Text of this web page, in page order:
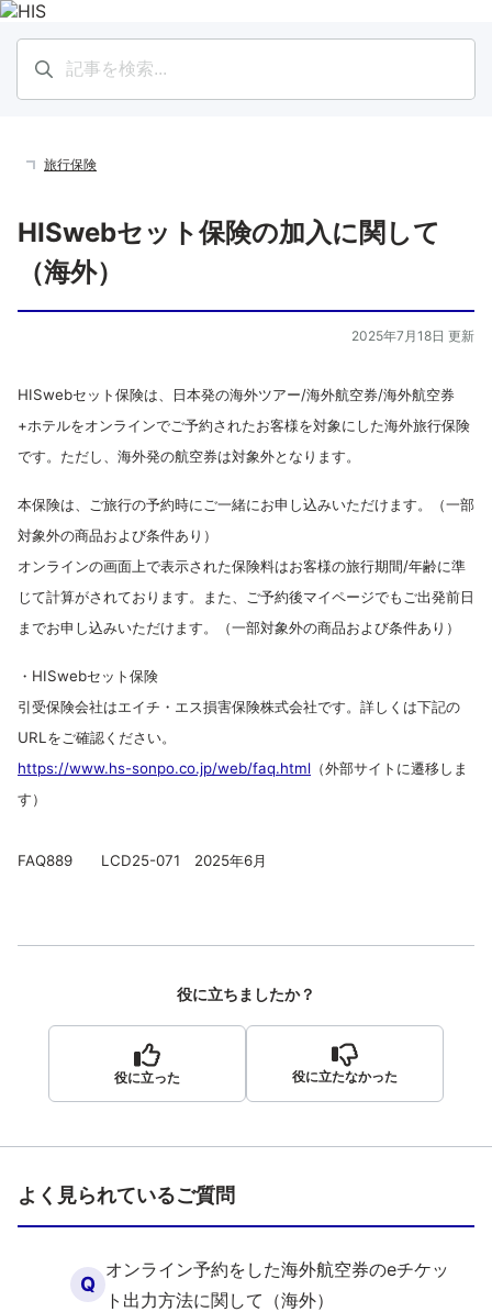
旅行保険
HISwebセット保険の加入に関して
（海外）
2025年7月18日 更新
HISwebセット保険は、日本発の海外ツアー/海外航空券/海外航空券
+ホテルをオンラインでご予約されたお客様を対象にした海外旅行保険
です。ただし、海外発の航空券は対象外となります。
本保険は、ご旅行の予約時にご一緒にお申し込みいただけます。（一部
対象外の商品および条件あり）
オンラインの画面上で表示された保険料はお客様の旅行期間/年齢に準
じて計算がされております。また、ご予約後マイページでもご出発前日
までお申し込みいただけます。（一部対象外の商品および条件あり）
・HISwebセット保険
引受保険会社はエイチ・エス損害保険株式会社です。詳しくは下記の
URLをご確認ください。
https://www.hs-sonpo.co.jp/web/faq.html （外部サイトに遷移しま
す）
FAQ889 LCD25-071 2025年6月
役に立ちましたか？
役に立った 役に立たなかった
よく見られているご質問
Q
オンライン予約をした海外航空券のeチケッ
ト出力方法に関して（海外）